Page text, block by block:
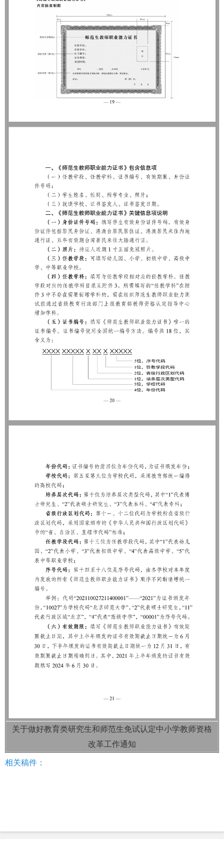
关于做好教育类研究生和师范生免试认定中小学教师资格
改革工作通知
相关稿件：